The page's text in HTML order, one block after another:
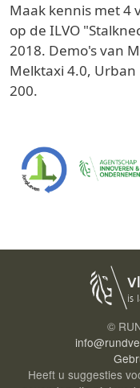
Maak kennis met 4
op de ILVO
2018. Demo's van
Melktaxi 4.0,
200.
©
Heeft u suggesties